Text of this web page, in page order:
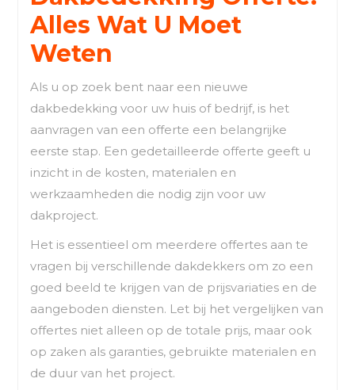
Alles Wat U Moet
Weten
Als u op zoek bent naar een nieuwe
dakbedekking voor uw huis of bedrijf, is het
aanvragen van een offerte een belangrijke
eerste stap. Een gedetailleerde offerte geeft u
inzicht in de kosten, materialen en
werkzaamheden die nodig zijn voor uw
dakproject.
Het is essentieel om meerdere offertes aan te
vragen bij verschillende dakdekkers om zo een
goed beeld te krijgen van de prijsvariaties en de
aangeboden diensten. Let bij het vergelijken van
offertes niet alleen op de totale prijs, maar ook
op zaken als garanties, gebruikte materialen en
de duur van het project.